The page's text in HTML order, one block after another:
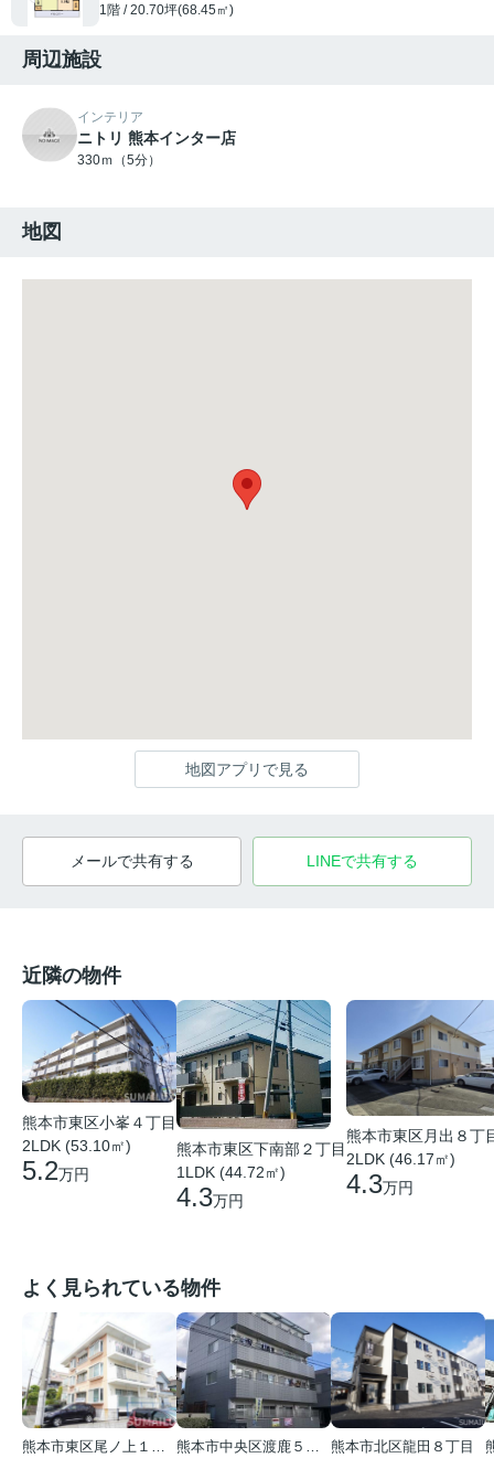
1階 / 20.70坪(68.45㎡)
周辺施設
インテリア
ニトリ 熊本インター店
330ｍ（5分）
地図
地図アプリで見る
メールで共有する LINEで共有する
近隣の物件
熊本市東区小峯４丁目
2LDK (53.10㎡)
5.2万円
熊本市東区下南部２丁目
1LDK (44.72㎡)
4.3万円
熊本市東区月出８丁
2LDK (46.17㎡)
4.3万円
よく見られている物件
熊本市東区尾ノ上１丁目
熊本市中央区渡鹿５丁目
熊本市北区龍田８丁目